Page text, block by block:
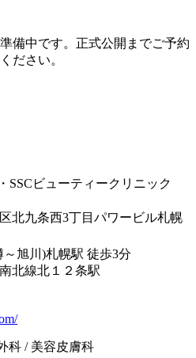
備中です。正式公開までご予約
ださい。
SSCビューティークリニック
北九条西3丁目パワービル札幌
～旭川)札幌駅 徒歩3分
北線北１２条駅
科 / 美容皮膚科